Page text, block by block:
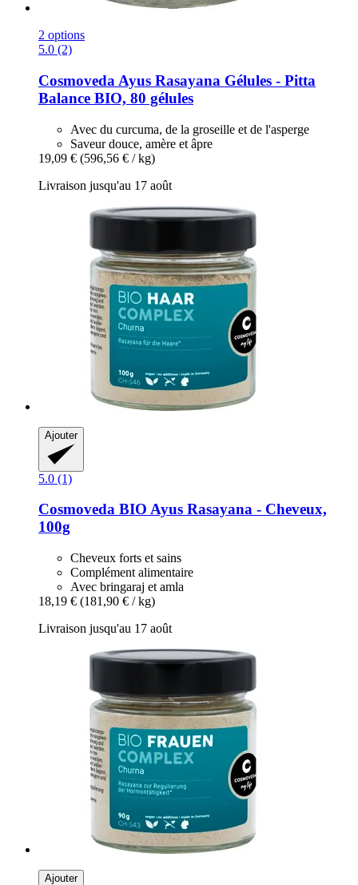
2 options
5.0 (2)
Cosmoveda Ayus Rasayana Gélules -​ Pitta
Balance BIO, 80 gélules
Avec du curcuma, de la groseille et de l'asperge
Saveur douce, amère et âpre
19,09 € (596,56 € / kg)
Livraison jusqu'au 17 août
Ajouter
5.0 (1)
Cosmoveda BIO Ayus Rasayana -​ Cheveux,
100g
Cheveux forts et sains
Complément alimentaire
Avec bringaraj et amla
18,19 € (181,90 € / kg)
Livraison jusqu'au 17 août
Ajouter